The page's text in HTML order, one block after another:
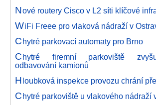
Nové routery Cisco v L2 síti klíčové
WiFi Freee pro vlaková nádraží v
Chytré parkovací automaty pro Brno
Chytré firemní parkoviště
odbavování kamionů
Hloubková inspekce provozu chrání
Chytré parkoviště u vlakového nádraží